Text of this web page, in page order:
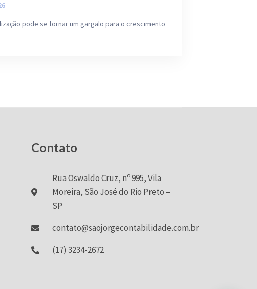
pode se tornar um gargalo para o crescimento
Contato
Rua Oswaldo Cruz, nº 995, Vila
Moreira, São José do Rio Preto –
SP
contato@saojorgecontabilidade.com.br
(17) 3234-2672